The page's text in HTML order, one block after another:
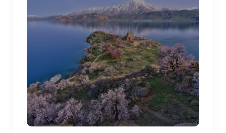
exemples notables.
L'Anatolie orientale est réputée pour ses paysages
naturels à couper le souffle, offrant des possibilités
de plein air passionnés et amoureux de la nature. La
région comprend des montagnes pittoresques, de
vastes plateaux, des canyons profonds et de
magnifiques lacs. Certaines attractions naturelles
notables incluent :